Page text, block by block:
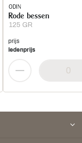
ODIN
125 GR
Rode bessen
prijs
ledenprijs